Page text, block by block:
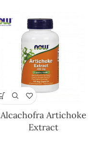
Alcachofra Artichoke
Extract